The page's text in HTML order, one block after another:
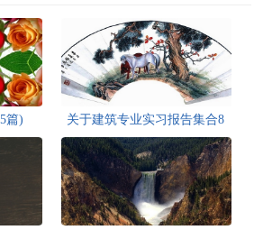
篇)
关于建筑专业实习报告集合8
篇